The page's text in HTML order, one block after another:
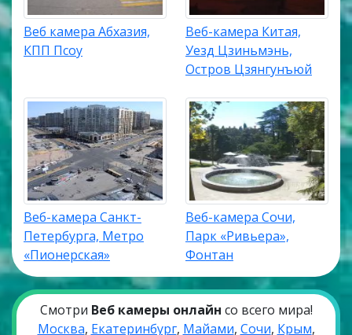
Веб камера Абхазия,
КПП Псоу
Веб-камера Китая,
Уезд Цзиньмэнь,
Остров Цзянгунъюй
Веб-камера Санкт-
Петербурга, Метро
«Пионерская»
Веб-камера Сочи,
Парк «Ривьера»,
Фонтан
Смотри Веб камеры онлайн со всего мира!
Москва, Екатеринбург, Майами, Сочи, Крым,